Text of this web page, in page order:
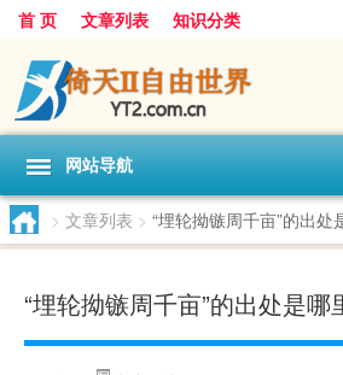
首 页 文章列表 知识分类
网站导航
> 文章列表 > “埋轮拗镞周千亩”的出处
“埋轮拗镞周千亩”的出处是哪